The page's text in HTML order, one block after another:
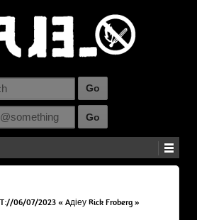
06/07/2023 « Aдіеу Rick Froberg »